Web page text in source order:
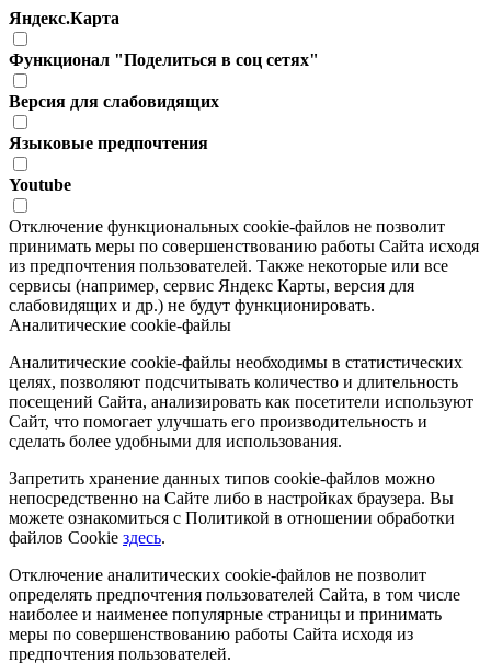
Яндекс.Карта
Функционал "Поделиться в соц сетях"
Версия для слабовидящих
Языковые предпочтения
Youtube
Отключение функциональных cookie-файлов не позволит
принимать меры по совершенствованию работы Сайта исходя
из предпочтения пользователей. Также некоторые или все
сервисы (например, сервис Яндекс Карты, версия для
слабовидящих и др.) не будут функционировать.
Аналитические cookie-файлы
Аналитические cookie-файлы необходимы в статистических
целях, позволяют подсчитывать количество и длительность
посещений Сайта, анализировать как посетители используют
Сайт, что помогает улучшать его производительность и
сделать более удобными для использования.
Запретить хранение данных типов cookie-файлов можно
непосредственно на Сайте либо в настройках браузера. Вы
можете ознакомиться с Политикой в отношении обработки
файлов Cookie здесь.
Отключение аналитических cookie-файлов не позволит
определять предпочтения пользователей Сайта, в том числе
наиболее и наименее популярные страницы и принимать
меры по совершенствованию работы Сайта исходя из
предпочтения пользователей.